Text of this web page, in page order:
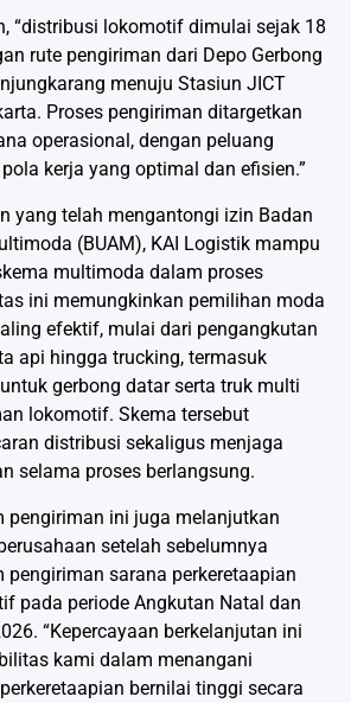
“distribusi lokomotif dimulai sejak 18
rute pengiriman dari Depo Gerbong
menuju Stasiun JICT
Proses pengiriman ditargetkan
operasional, dengan peluang
kerja yang optimal dan efisien.”
yang telah mengantongi izin Badan
(BUAM), KAI Logistik mampu
multimoda dalam proses
ini memungkinkan pemilihan moda
efektif, mulai dari pengangkutan
api hingga trucking, termasuk
gerbong datar serta truk multi
lokomotif. Skema tersebut
distribusi sekaligus menjaga
selama proses berlangsung.
pengiriman ini juga melanjutkan
setelah sebelumnya
pengiriman sarana perkeretaapian
pada periode Angkutan Natal dan
“Kepercayaan berkelanjutan ini
kami dalam menangani
bernilai tinggi secara